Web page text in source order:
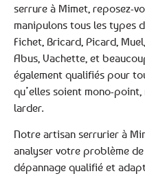
serrure à Mimet, reposez-
manipulons tous les types
Fichet, Bricard, Picard,
Abus, Vachette, et
également qualifiés pour
qu’elles soient mono-
larder.
Notre artisan serrurier à
analyser votre problème
dépannage qualifié et